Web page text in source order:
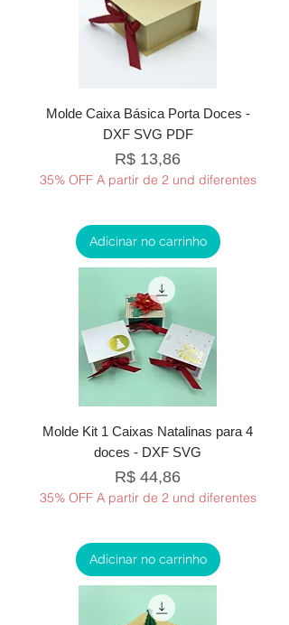
Molde Caixa Básica Porta Doces -
DXF SVG PDF
Preço
R$ 13,86
35% OFF A partir de 2 und diferentes
Adicinar no carrinho
Molde Kit 1 Caixas Natalinas para 4
doces - DXF SVG
Preço
R$ 44,86
35% OFF A partir de 2 und diferentes
Adicinar no carrinho